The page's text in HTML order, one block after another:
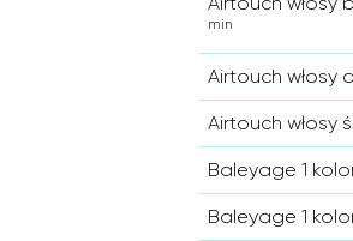
min
Airtouch włosy
Airtouch włosy
Baleyage 1
Baleyage 1